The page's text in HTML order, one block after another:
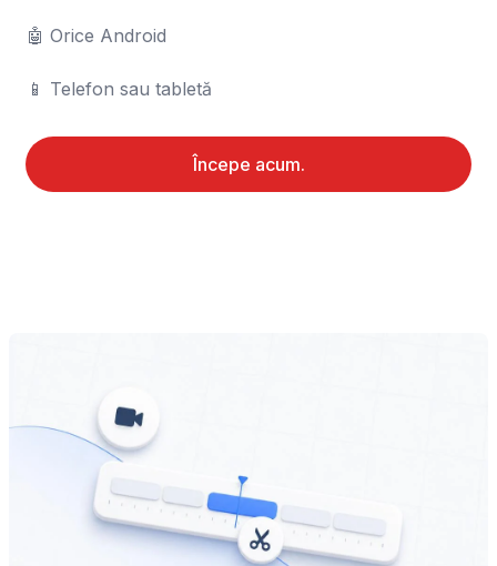
🤖 Orice Android
📱 Telefon sau tabletă
Începe acum.